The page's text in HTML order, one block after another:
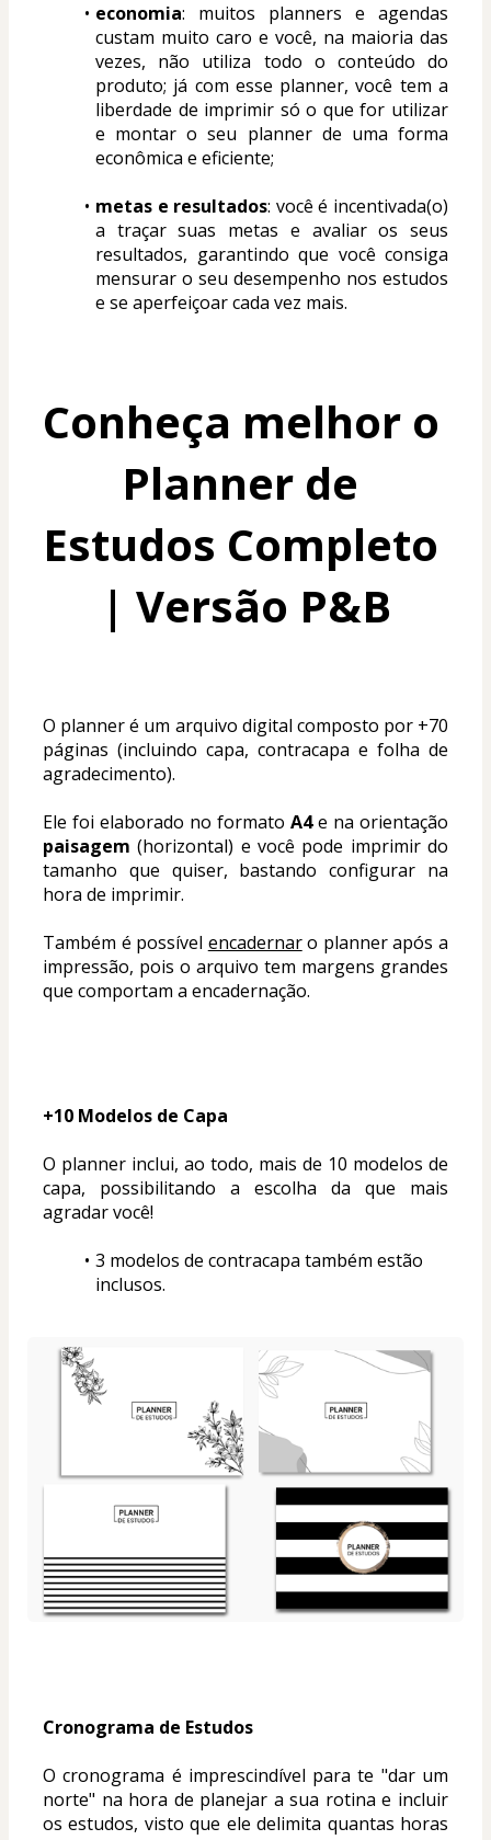
economia: muitos planners e agendas
custam muito caro e você, na maioria das
vezes, não utiliza todo o conteúdo do
produto; já com esse planner, você tem a
liberdade de imprimir só o que for utilizar
e montar o seu planner de uma forma
econômica e eficiente;
metas e resultados: você é incentivada(o)
a traçar suas metas e avaliar os seus
resultados, garantindo que você consiga
mensurar o seu desempenho nos estudos
e se aperfeiçoar cada vez mais.
Conheça melhor o
Planner de
Estudos Completo
| Versão P&B
O planner é um arquivo digital composto por +70
páginas (incluindo capa, contracapa e folha de
agradecimento).
Ele foi elaborado no formato A4
paisagem (horizontal) e você pode imprimir do
tamanho que quiser, bastando configurar na
hora de imprimir.
Também é possível encadernar o planner após a
impressão, pois o arquivo tem margens grandes
que comportam a encadernação.
+10 Modelos de Capa
O planner inclui, ao todo, mais de 10 modelos de
capa, possibilitando a escolha da que mais
agradar você!
3 modelos de contracapa também estão
inclusos.
Cronograma de Estudos
O cronograma é imprescindível para te "dar um
norte" na hora de planejar a sua rotina e incluir
os estudos, visto que ele delimita quantas horas